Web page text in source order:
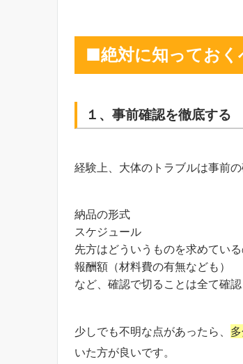
■絶対に知っておく
１、事前確認を徹底する
経験上、大体のトラブルは事前の
納品の形式
スケジュール
先方はどういうものを求めてい
報酬額（材料費の有無なども）
など、確認で切ることは全て確認
少しでも不明な点があったら、
いた方が良いです。